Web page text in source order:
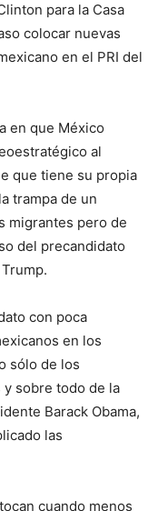
para la Casa
colocar nuevas
en el PRI del
en que México
al
que tiene su propia
trampa de un
migrantes pero de
del precandidato
con poca
en los
sólo de los
sobre todo de la
Barack Obama,
las
cuando menos